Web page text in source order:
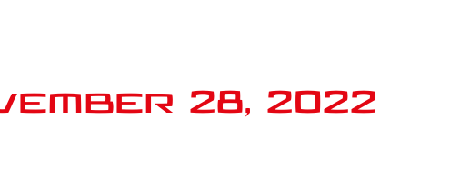
28, 2022